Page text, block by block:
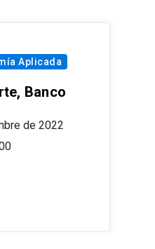
Aplicada
Banco
de 2022